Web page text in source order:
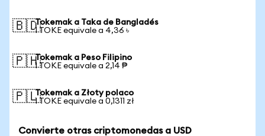
🇧🇩Tokemak a Taka de Bangladés
1 TOKE equivale a 4,36 ৳
🇵🇭Tokemak a Peso Filipino
1 TOKE equivale a 2,14 ₱
🇵🇱Tokemak a Złoty polaco
1 TOKE equivale a 0,1311 zł
Convierte otras criptomonedas a USD